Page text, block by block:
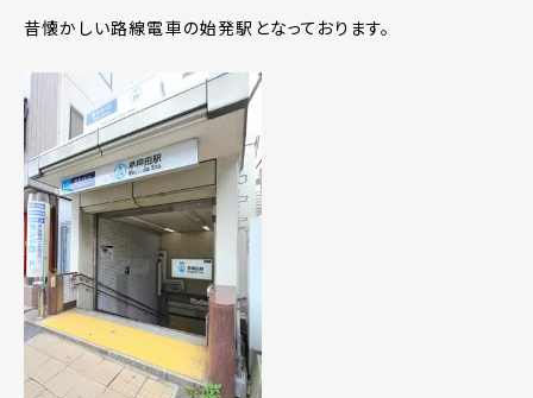
昔懐かしい路線電車の始発駅となっております。